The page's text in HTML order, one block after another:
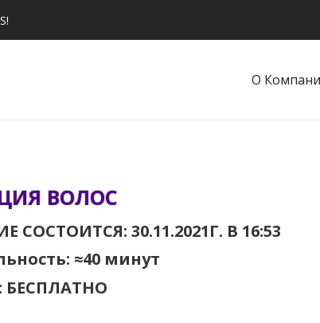
О
ВОЛОС
СОСТОИТСЯ: 30.11.2021Г. В 16:53
≈40 минут